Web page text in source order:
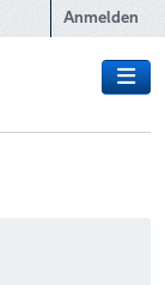
Anmelden